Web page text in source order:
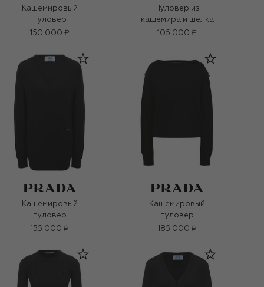
Кашемировый
пуловер
150 000 ₽
Пуловер из
кашемира и шелка
105 000 ₽
Кашемировый
пуловер
155 000 ₽
Кашемировый
пуловер
185 000 ₽